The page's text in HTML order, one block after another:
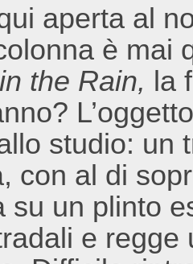
aperta al
è mai
the Rain, la
studio: un
con al di
su un plinto
e